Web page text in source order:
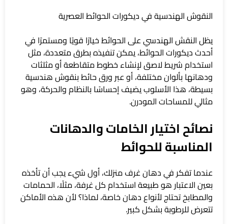
النقوش الهندسية في ديكورات الحوائط العصرية
يظل النقش الهندسي على الحوائط خيارًا قويًا ومستمرًا في
أحدث ديكورات الحوائط، يمكن تنفيذه بطرق متعددة، مثل
استخدام شريط لاصق لإنشاء خطوط متقاطعة أو مثلثات
ودهانها بألوان مختلفة، أو عبر ورق حائط بنقوش هندسية
بسيطة، هذا الأسلوب يضيف إحساسًا بالنظام والحركة، وهو
مثالي للمساحات المودرن.
نصائح اختيار الخامات والدهانات
المناسبة للحوائط
عندما تفكر في دهان غرف منزلك، أول شيء يجب أن تأخذه
بعين الاعتبار هو طبيعة استخدام كل غرفة، مثلًا، الحمامات
والمطابخ تحتاج لأنواع دهان خاصة، لماذا؟ لأن هذه الأماكن
تتعرض للرطوبة بشكل كبير.